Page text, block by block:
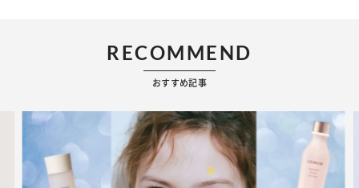
RECOMMEND
おすすめ記事